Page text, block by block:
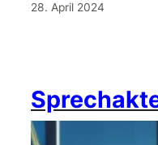
28. April 2024